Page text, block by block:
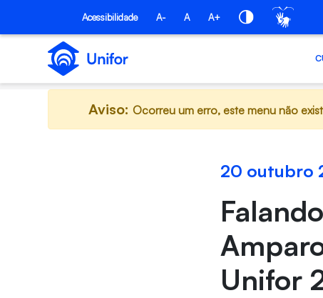
Pular para o Conteúdo principal
Acessibilidade A- A A+
Aviso: Ocorreu um erro, este menu não
20 outubro
Unifor